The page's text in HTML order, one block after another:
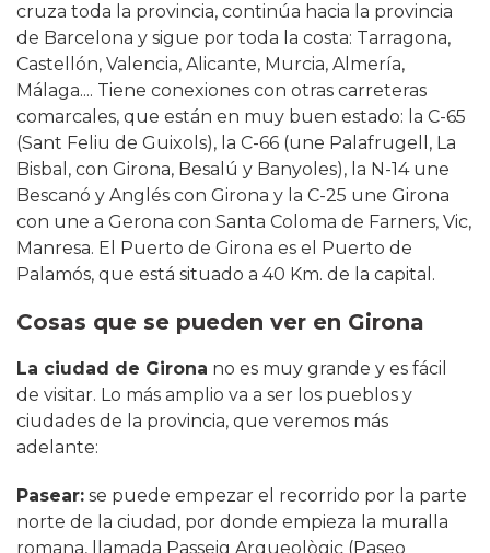
cruza toda la provincia, continúa hacia la provincia
de Barcelona y sigue por toda la costa: Tarragona,
Castellón, Valencia, Alicante, Murcia, Almería,
Málaga.... Tiene conexiones con otras carreteras
comarcales, que están en muy buen estado: la C-65
(Sant Feliu de Guixols), la C-66 (une Palafrugell, La
Bisbal, con Girona, Besalú y Banyoles), la N-14 une
Bescanó y Anglés con Girona y la C-25 une Girona
con une a Gerona con Santa Coloma de Farners, Vic,
Manresa. El Puerto de Girona es el Puerto de
Palamós, que está situado a 40 Km. de la capital.
Cosas que se pueden ver en Girona
La ciudad de Girona no es muy grande y es fácil
de visitar. Lo más amplio va a ser los pueblos y
ciudades de la provincia, que veremos más
adelante:
Pasear: se puede empezar el recorrido por la parte
norte de la ciudad, por donde empieza la muralla
romana, llamada Passeig Arqueològic (Paseo